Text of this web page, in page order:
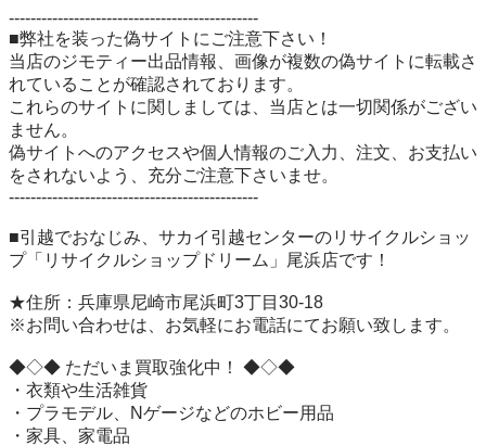
----------------------------------------------
■弊社を装った偽サイトにご注意下さい！
当店のジモティー出品情報、画像が複数の偽サイトに転載さ
れていることが確認されております。
これらのサイトに関しましては、当店とは一切関係がござい
ません。
偽サイトへのアクセスや個人情報のご入力、注文、お支払い
をされないよう、充分ご注意下さいませ。
----------------------------------------------
■引越でおなじみ、サカイ引越センターのリサイクルショッ
プ「リサイクルショップドリーム」尾浜店です！
★住所：兵庫県尼崎市尾浜町3丁目30-18
※お問い合わせは、お気軽にお電話にてお願い致します。
◆◇◆ ただいま買取強化中！ ◆◇◆
・衣類や生活雑貨
・プラモデル、Nゲージなどのホビー用品
・家具、家電品